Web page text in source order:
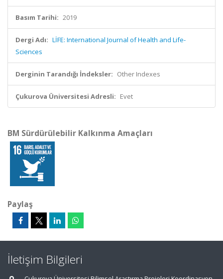
Basım Tarihi: 2019
Dergi Adı: LİFE: International Journal of Health and Life-
Sciences
Derginin Tarandığı İndeksler: Other Indexes
Çukurova Üniversitesi Adresli: Evet
BM Sürdürülebilir Kalkınma Amaçları
Paylaş
İletişim Bilgileri